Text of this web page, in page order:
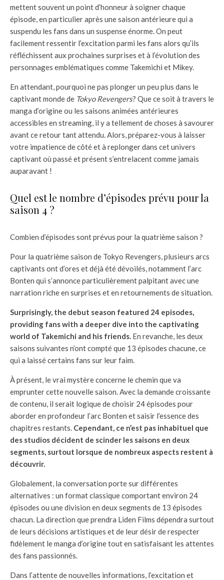
mettent souvent un point d’honneur à soigner chaque
épisode, en particulier après une saison antérieure qui a
suspendu les fans dans un suspense énorme. On peut
facilement ressentir l’excitation parmi les fans alors qu’ils
réfléchissent aux prochaines surprises et à l’évolution des
personnages emblématiques comme Takemichi et Mikey.
En attendant, pourquoi ne pas plonger un peu plus dans le
captivant monde de Tokyo Revengers? Que ce soit à travers le
manga d’origine ou les saisons animées antérieures
accessibles en streaming, il y a tellement de choses à savourer
avant ce retour tant attendu. Alors, préparez-vous à laisser
votre impatience de côté et à replonger dans cet univers
captivant où passé et présent s’entrelacent comme jamais
auparavant !
Quel est le nombre d’épisodes prévu pour la
saison 4 ?
Combien d’épisodes sont prévus pour la quatrième saison ?
Pour la quatrième saison de Tokyo Revengers, plusieurs arcs
captivants ont d’ores et déjà été dévoilés, notamment l’arc
Bonten qui s’annonce particulièrement palpitant avec une
narration riche en surprises et en retournements de situation.
Surprisingly, the debut season featured 24 episodes,
providing fans with a deeper dive into the captivating
world of Takemichi and his friends. En revanche, les deux
saisons suivantes n’ont compté que 13 épisodes chacune, ce
qui a laissé certains fans sur leur faim.
À présent, le vrai mystère concerne le chemin que va
emprunter cette nouvelle saison. Avec la demande croissante
de contenu, il serait logique de choisir 24 épisodes pour
aborder en profondeur l’arc Bonten et saisir l’essence des
chapitres restants. Cependant, ce n’est pas inhabituel que
des studios décident de scinder les saisons en deux
segments, surtout lorsque de nombreux aspects restent à
découvrir.
Globalement, la conversation porte sur différentes
alternatives : un format classique comportant environ 24
épisodes ou une division en deux segments de 13 épisodes
chacun. La direction que prendra Liden Films dépendra surtout
de leurs décisions artistiques et de leur désir de respecter
fidèlement le manga d’origine tout en satisfaisant les attentes
des fans passionnés.
Dans l’attente de nouvelles informations, l’excitation et